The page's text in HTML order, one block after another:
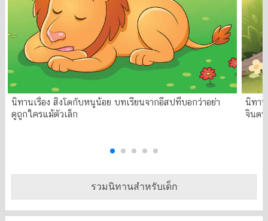
นิทานเรื่อง สิงโตกับหนูน้อย บทเรียนจากอีสปที่บอกว่าอย่า
ดูถูกใครแม้ตัวเล็ก
นิทาน
จินตน
รวมนิทานสำหรับเด็ก